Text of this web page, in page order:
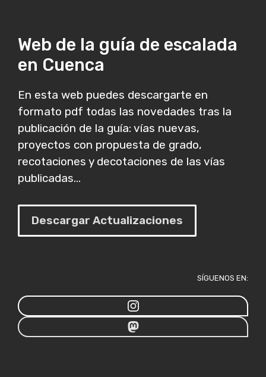
Web de la guía de escalada
en Cuenca
En esta web puedes descargarte en
formato pdf todas las novedades tras la
publicación de la guía: vías nuevas,
proyectos con propuesta de grado,
recotaciones y decotaciones de las vías
publicadas...
Descargar Actualizaciones
SÍGUENOS EN: